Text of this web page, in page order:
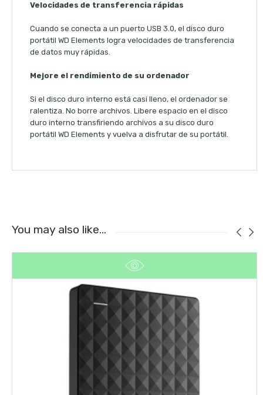
Velocidades de transferencia rápidas
Cuando se conecta a un puerto USB 3.0, el disco duro
portátil WD Elements logra velocidades de transferencia
de datos muy rápidas.
Mejore el rendimiento de su ordenador
Si el disco duro interno está casi lleno, el ordenador se
ralentiza. No borre archivos. Libere espacio en el disco
duro interno transfiriendo archivos a su disco duro
portátil WD Elements y vuelva a disfrutar de su portátil.
You may also like…